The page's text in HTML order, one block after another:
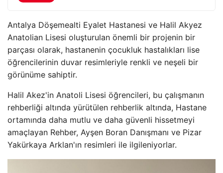
Antalya Döşemealti Eyalet Hastanesi ve Halil Akyez
Anatolian Lisesi oluşturulan önemli bir projenin bir
parçası olarak, hastanenin çocukluk hastalıkları lise
öğrencilerinin duvar resimleriyle renkli ve neşeli bir
görünüme sahiptir.
Halil Akez'in Anatoli Lisesi öğrencileri, bu çalışmanın
rehberliği altında yürütülen rehberlik altında, Hastane
ortamında daha mutlu ve daha güvenli hissetmeyi
amaçlayan Rehber, Ayşen Boran Danışmanı ve Pizar
Yakürkaya Arklan'ın resimleri ile ilgileniyorlar.